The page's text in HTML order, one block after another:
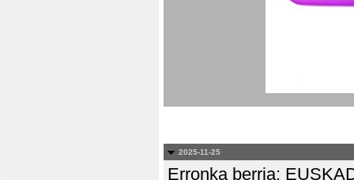
2025-11-25
Erronka berria: